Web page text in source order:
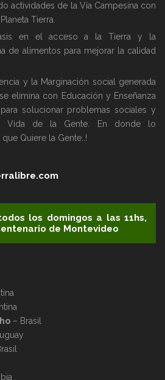
actividades de la Vía Campesina con
Tierra.
en el acceso a la Tierra y la
de alimentos para mejorar la calidad
y la Marginación social generada
elimina con Educación y Enseñanza
solucionar problemas sociales y
Vida de la Gente. En donde lo
Quiere la Gente..!
los domingos a las 11hs,
de Montevideo
– Brasil